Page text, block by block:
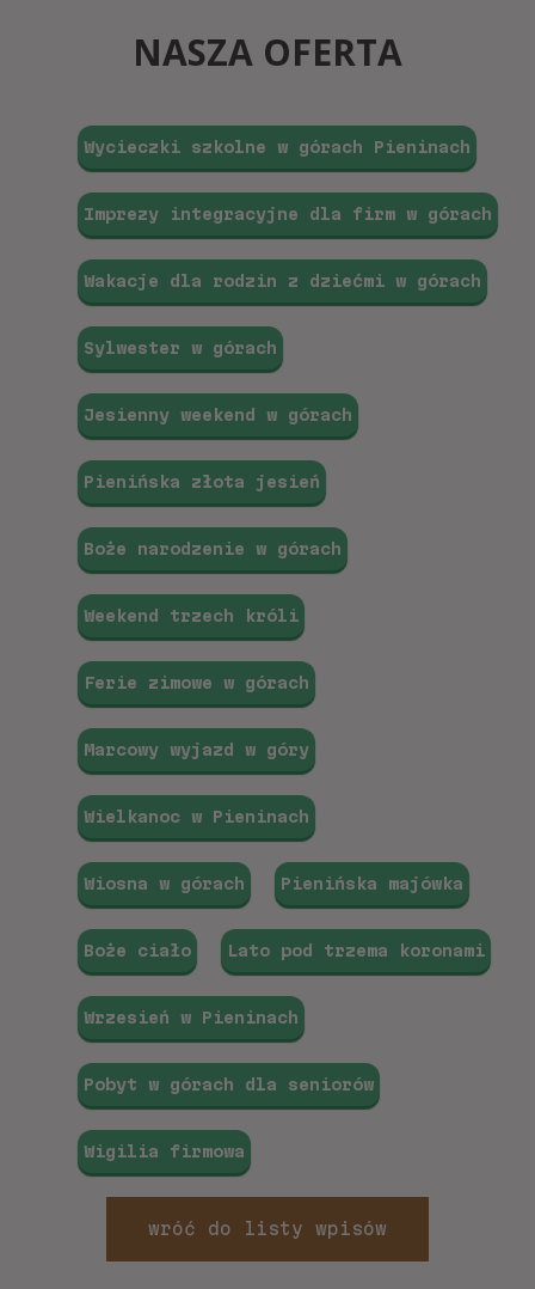
NASZA OFERTA
Wycieczki szkolne w górach Pieninach
Imprezy integracyjne dla firm w górach
Wakacje dla rodzin z dziećmi w górach
Sylwester w górach
Jesienny weekend w górach
Pienińska złota jesień
Boże narodzenie w górach
Weekend trzech króli
Ferie zimowe w górach
Marcowy wyjazd w góry
Wielkanoc w Pieninach
Wiosna w górach Pienińska majówka
Boże ciało Lato pod trzema koronami
Wrzesień w Pieninach
Pobyt w górach dla seniorów
Wigilia firmowa
wróć do listy wpisów